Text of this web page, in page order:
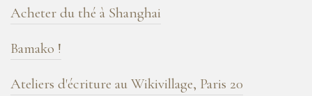
Acheter du thé à Shanghai
Bamako !
Ateliers d'écriture au Wikivillage, Paris 20